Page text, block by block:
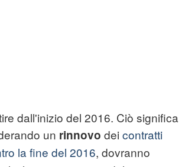
dall'inizio del 2016. Ciò significa
un rinnovo dei contratti
la fine del 2016, dovranno